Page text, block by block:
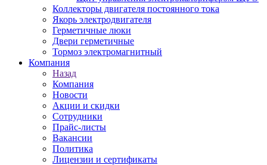
Коллекторы двигателя постоянного тока
Якорь электродвигателя
Герметичные люки
Двери герметичные
Тормоз электромагнитный
Компания
Назад
Компания
Новости
Акции и скидки
Сотрудники
Прайс-листы
Вакансии
Политика
Лицензии и сертификаты